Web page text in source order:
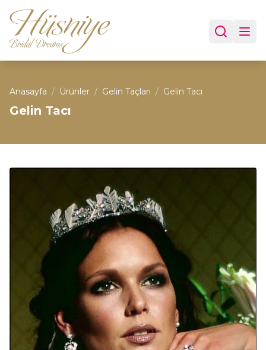
Anasayfa / Ürünler / Gelin Taçları / Gelin Tacı
Gelin Tacı